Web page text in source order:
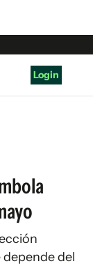
Login
depende del